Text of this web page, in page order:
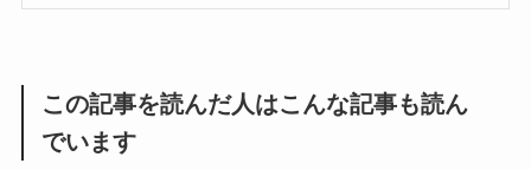
この記事を読んだ人はこんな記事も読ん
でいます